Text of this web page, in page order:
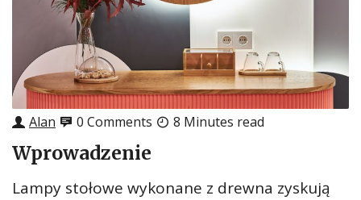
Alan 0 Comments 8 Minutes read
Wprowadzenie
Lampy stołowe wykonane z drewna zyskują